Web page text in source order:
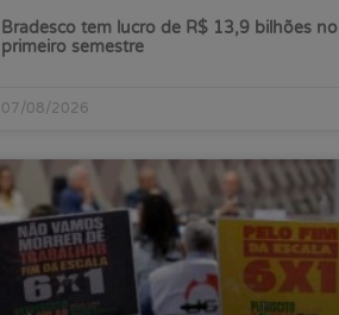
Bradesco tem lucro de R$ 13,9 bilhões no
primeiro semestre
07/08/2026